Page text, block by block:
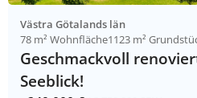
Västra Götalands län
78 m² Wohnfläche1123 m²
Geschmackvoll
Seeblick!